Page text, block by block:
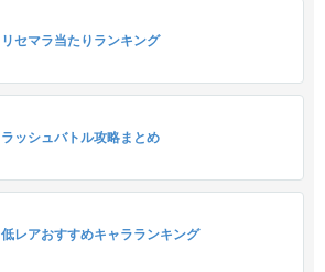
リセマラ当たりランキング
ラッシュバトル攻略まとめ
低レアおすすめキャラランキング